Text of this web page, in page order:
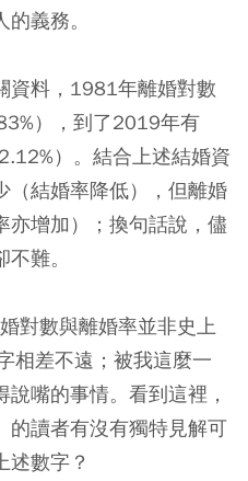
義務。
資料，1981年離婚對數
），到了2019年有
）。結合上述結婚資
（結婚率降低），但離婚
亦增加）；換句話說，儘
難。
對數與離婚率並非史上
相差不遠；被我這麼一
嘴的事情。看到這裡，
的讀者有沒有獨特見解可
述數字？